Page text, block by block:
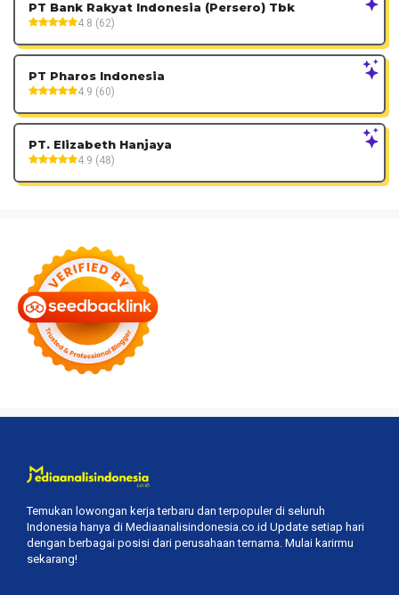
PT Bank Rakyat Indonesia (Persero) Tbk
4.8 (62)
PT Pharos Indonesia
4.9 (60)
PT. Elizabeth Hanjaya
4.9 (48)
Temukan lowongan kerja terbaru dan terpopuler di seluruh
Indonesia hanya di Mediaanalisindonesia.co.id Update setiap hari
dengan berbagai posisi dari perusahaan ternama. Mulai karirmu
sekarang!